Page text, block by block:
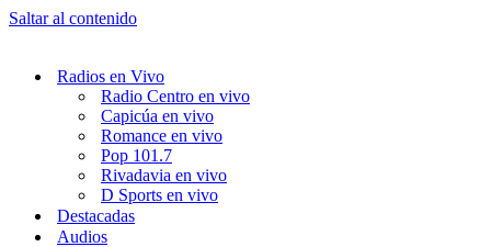
Saltar al contenido
Radios en Vivo
Radio Centro en vivo
Capicúa en vivo
Romance en vivo
Pop 101.7
Rivadavia en vivo
D Sports en vivo
Destacadas
Audios